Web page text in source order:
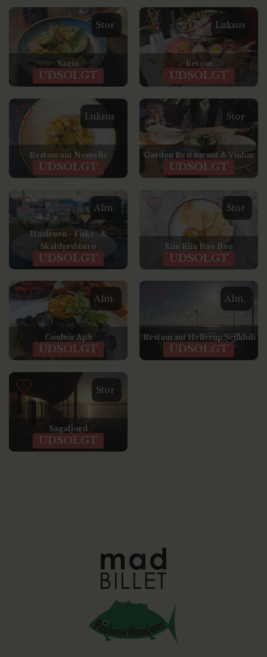
Luksus
Retour
UDSOLGT
Luksus
Restaurant Nomelle
UDSOLGT
Stor
Sagafjord
UDSOLGT
Stor
Garden Restaurant & Vinbar
UDSOLGT
Stor
Kiin Kiin Bao Bao
UDSOLGT
Stor
Sazio
UDSOLGT
Alm.
Restaurant Hellerup Sejlklub
UDSOLGT
Alm.
Havfruen - Fiske- &
Skaldyrsbistro
UDSOLGT
Alm.
Couloir ApS
UDSOLGT